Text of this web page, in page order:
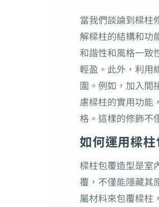
當我們談論到樑柱
解樑柱的結構和功
和諧性和風格一致
輕盈。此外，利用
圍。例如，加入間
慮樑柱的實用功能
格。這樣的修飾不
如何運用樑
樑柱包覆造型是室
覆，不僅能隱藏其
屬材料來包覆樑柱